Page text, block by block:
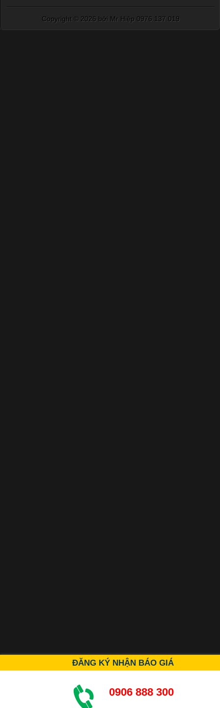
Copyright © 2026 bởi Mr Hiệp 0976.137.019
ĐĂNG KÝ NHẬN BÁO GIÁ
0906 888 300